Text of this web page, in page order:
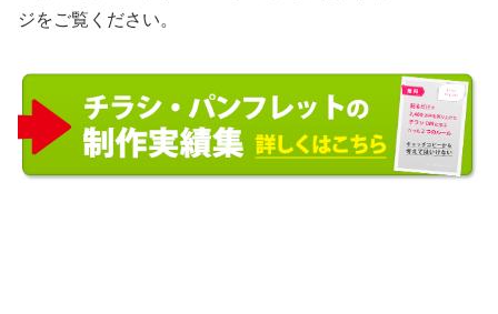
ジをご覧ください。